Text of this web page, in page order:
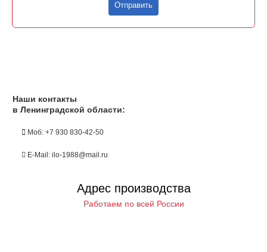
Отправить
Наши контакты
в Ленинградской области:
Моб: +7 930 830-42-50
E-Mail: ilo-1988@mail.ru
Адрес производства
Работаем по всей России